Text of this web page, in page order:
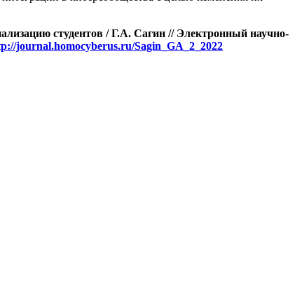
студентов / Г.А. Сагин // Электронный научно-
journal.homocyberus.ru/Sagin_GA_2_2022